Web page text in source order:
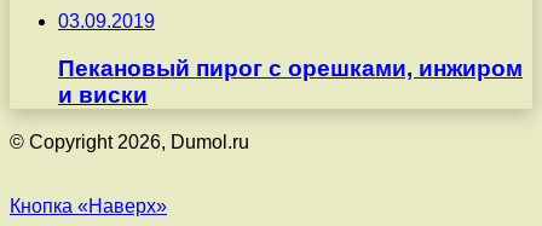
03.09.2019
Пекановый пирог с орешками, инжиром
и виски
© Copyright 2026, Dumol.ru
Кнопка «Наверх»